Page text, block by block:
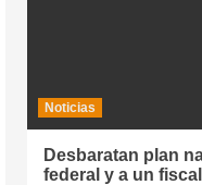
Noticias
Desbaratan plan
federal y a un